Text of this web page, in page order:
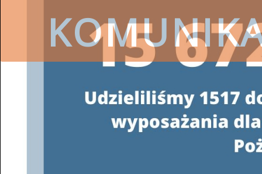
Wojewódzki Fundusz Ochrony